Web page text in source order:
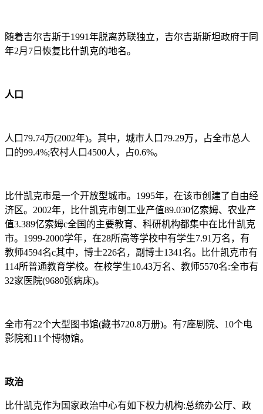
随着吉尔吉斯于1991年脱离苏联独立，吉尔吉斯斯坦政府于同
年2月7日恢复比什凯克的地名。
人口
人口79.74万(2002年)。其中，城市人口79.29万，占全市总人
口的99.4%;农村人口4500人，占0.6%。
比什凯克市是一个开放型城市。1995年，在该市创建了自由经
济区。2002年，比什凯克市刨工业产值89.030亿索姆、农业产
值3.389亿索姆c全国的主要教育、科研机构都集中在比什凯克
市。1999-2000学年，在28所高等学校中有学生7.91万名，有
教师4594名c其中，博士226名，副博士1341名。比什凯克市有
114所普通教育学校。在校学生10.43万名、教师5570名:全市有
32家医院(9680张病床)。
全市有22个大型图书馆(藏书720.8万册)。有7座剧院、10个电
影院和11个博物馆。
政治
比什凯克作为国家政治中心有如下权力机构:总统办公厅、政